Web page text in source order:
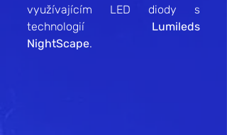
využívajícím LED diody s
technologií Lumileds
NightScape.